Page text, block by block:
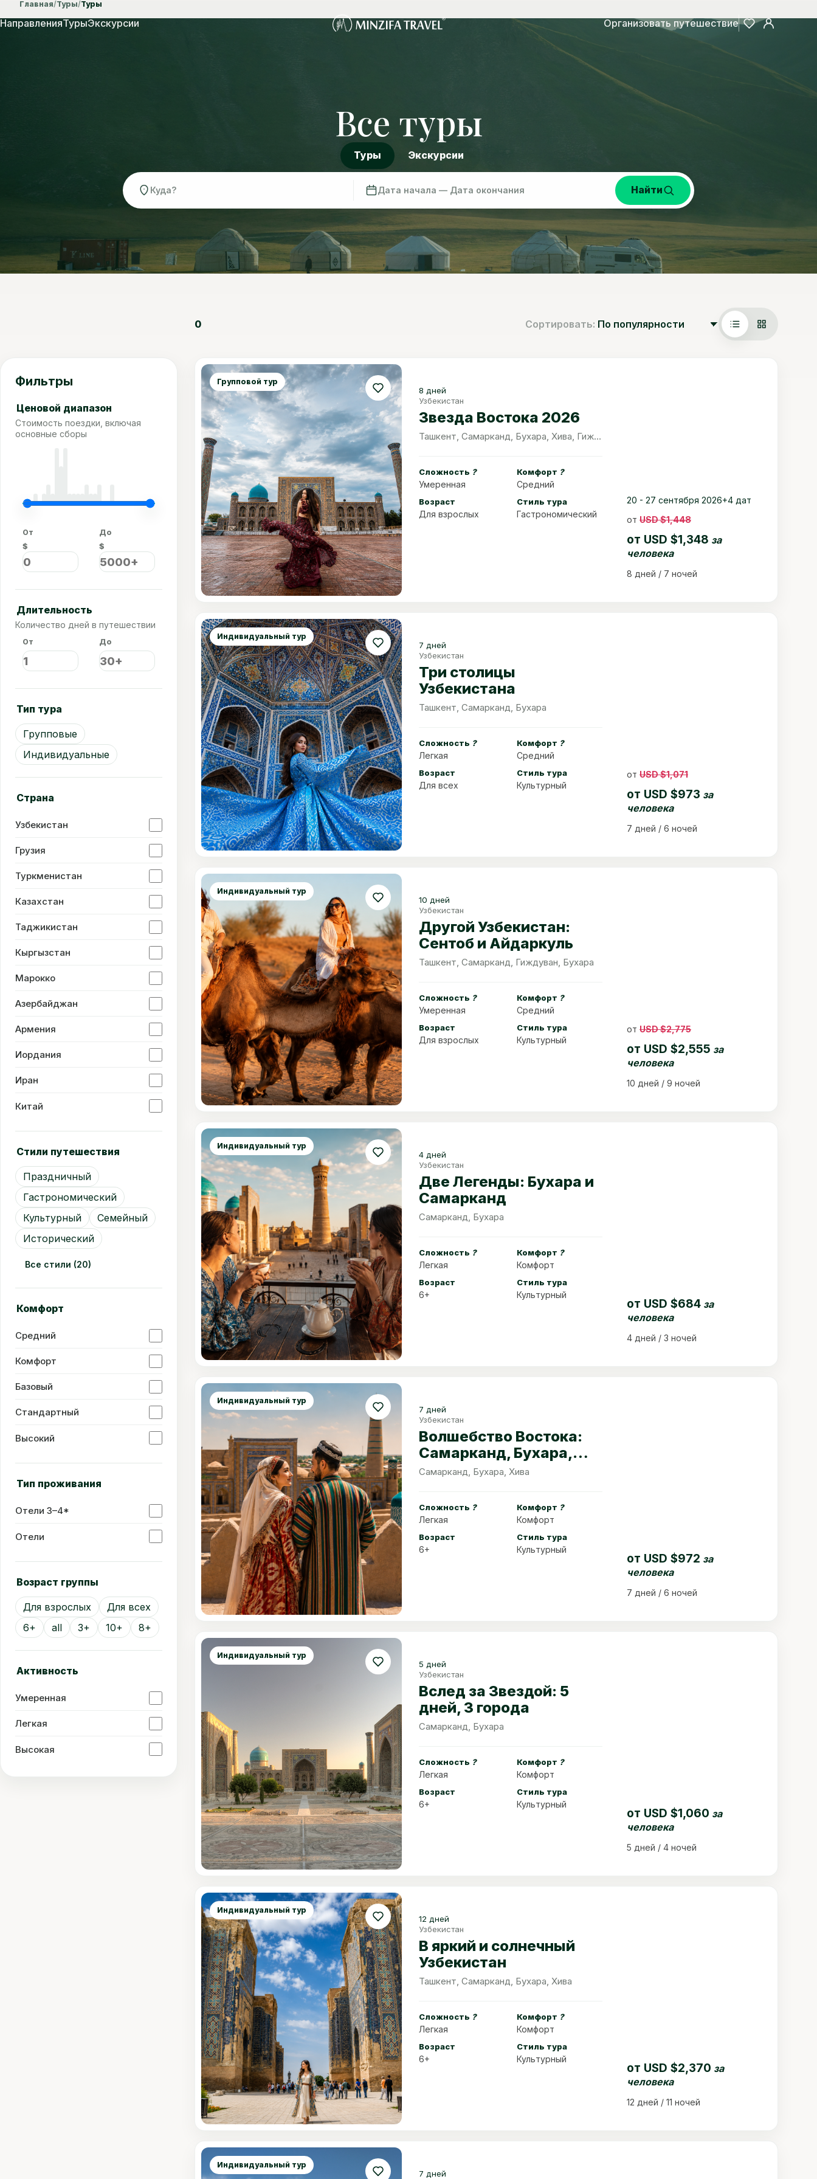
НаправленияТурыЭкскурсии Организовать путешествие
Главная/Туры/Туры
Все туры
Туры Экскурсии
Найти
0 Сортировать:
Фильтры
Ценовой диапазон
Стоимость поездки, включая
основные сборы
От
$
До
$
Длительность
Количество дней в путешествии
От До
Тип тура
Групповые
Индивидуальные
Страна
Узбекистан
Грузия
Туркменистан
Казахстан
Таджикистан
Кыргызстан
Марокко
Азербайджан
Армения
Иордания
Иран
Китай
Стили путешествия
Праздничный
Гастрономический
Культурный
Семейный
Исторический
Все стили (20)
Комфорт
Средний
Комфорт
Базовый
Стандартный
Высокий
Тип проживания
Отели 3–4*
Отели
Возраст группы
Для взрослых
Для всех
6+
all 3+ 10+ 8+
Активность
Умеренная
Легкая
Высокая
Групповой тур
Сравнить
8 дней
Узбекистан
Звезда Востока 2026
Ташкент, Самарканд, Бухара, Хива, Гиждуван
Сложность ?
Умеренная
Комфорт ?
Средний
Возраст
Для взрослых
Стиль тура
Гастрономический
20 - 27 сентября 2026+4 дат
от USD $1,448
от USD $1,348 за
человека
8 дней / 7 ночей
Индивидуальный тур
Сравнить
7 дней
Узбекистан
Три столицы
Узбекистана
Ташкент, Самарканд, Бухара
Сложность ?
Легкая
Комфорт ?
Средний
Возраст
Для всех
Стиль тура
Культурный
от USD $1,071
от USD $973 за
человека
7 дней / 6 ночей
Индивидуальный тур
Сравнить
10 дней
Узбекистан
Другой Узбекистан:
Сентоб и Айдаркуль
Ташкент, Самарканд, Гиждуван, Бухара
Сложность ?
Умеренная
Комфорт ?
Средний
Возраст
Для взрослых
Стиль тура
Культурный
от USD $2,775
от USD $2,555 за
человека
10 дней / 9 ночей
Индивидуальный тур
Сравнить
4 дней
Узбекистан
Две Легенды: Бухара и
Самарканд
Самарканд, Бухара
Сложность ?
Легкая
Комфорт ?
Комфорт
Возраст
6+
Стиль тура
Культурный
от USD $684 за
человека
4 дней / 3 ночей
Индивидуальный тур
Сравнить
7 дней
Узбекистан
Волшебство Востока:
Самарканд, Бухара,
Хива
Самарканд, Бухара, Хива
Сложность ?
Легкая
Комфорт ?
Комфорт
Возраст
6+
Стиль тура
Культурный
от USD $972 за
человека
7 дней / 6 ночей
Индивидуальный тур
Сравнить
5 дней
Узбекистан
Вслед за Звездой: 5
дней, 3 города
Самарканд, Бухара
Сложность ?
Легкая
Комфорт ?
Комфорт
Возраст
6+
Стиль тура
Культурный
от USD $1,060 за
человека
5 дней / 4 ночей
Индивидуальный тур
Сравнить
12 дней
Узбекистан
В яркий и солнечный
Узбекистан
Ташкент, Самарканд, Бухара, Хива
Сложность ?
Легкая
Комфорт ?
Комфорт
Возраст
6+
Стиль тура
Культурный
от USD $2,370 за
человека
12 дней / 11 ночей
Индивидуальный тур
7 дней